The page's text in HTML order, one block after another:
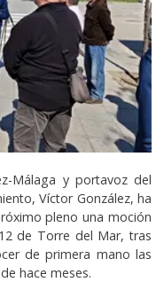
Málaga y portavoz del
Víctor González, ha
pleno una moción
de Torre del Mar, tras
de primera mano las
hace meses.